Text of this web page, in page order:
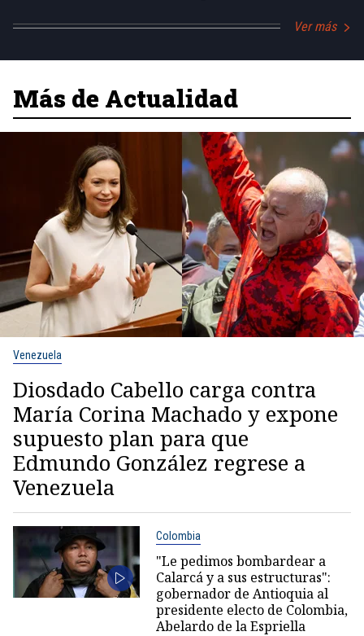
Ver más
Más de Actualidad
Venezuela
Diosdado Cabello carga contra
María Corina Machado y expone
supuesto plan para que
Edmundo González regrese a
Venezuela
Colombia
"Le pedimos bombardear a
Calarcá y a sus estructuras":
gobernador de Antioquia al
presidente electo de Colombia,
Abelardo de la Espriella